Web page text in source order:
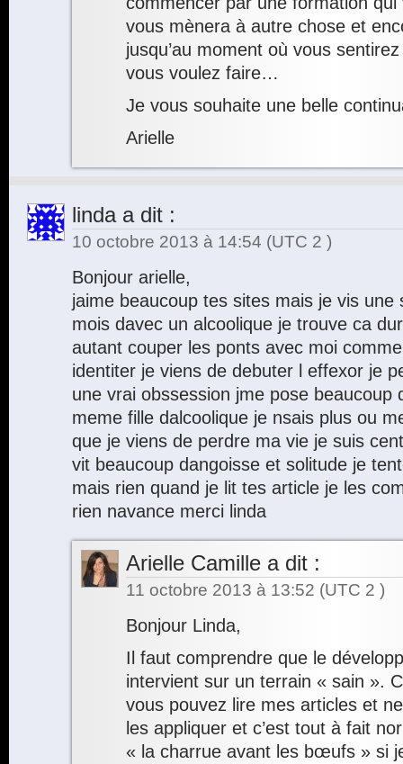
vous mènera à autre chose et
jusqu’au moment où vous
vous voulez faire…
Je vous souhaite une belle
Arielle
lindaa dit :
10 octobre 2013 à 14:54 (UTC 2 )
Bonjour arielle,
jaime beaucoup tes sites mais je vis une
mois davec un alcoolique je trouve ca
autant couper les ponts avec moi
identiter je viens de debuter l effexor je
une vrai obssession jme pose beaucoup
meme fille dalcoolique je nsais plus ou
que je viens de perdre ma vie je suis
vit beaucoup dangoisse et solitude je
mais rien quand je lit tes article je les
rien navance merci linda
Arielle Camille a dit :
11 octobre 2013 à 13:52 (UTC 2 )
Bonjour Linda,
Il faut comprendre que le
intervient sur un terrain « sain ».
vous pouvez lire mes articles et
les appliquer et c’est tout à fait
« la charrue avant les bœufs » si